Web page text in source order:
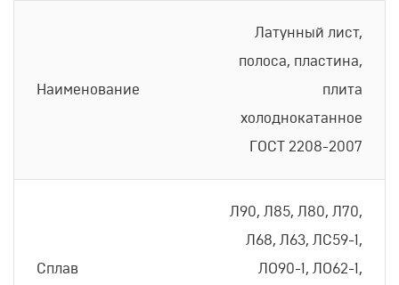
Наименование
Латунный лист,
полоса, пластина,
плита
холоднокатанное
ГОСТ 2208-2007
Сплав
Л90, Л85, Л80, Л70,
Л68, Л63, ЛС59-1,
ЛО90-1, ЛО62-1,